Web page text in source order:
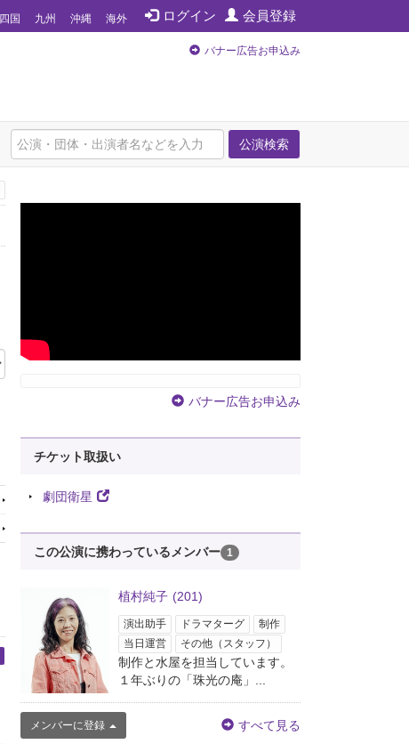
ログイン 会員登録
四国 九州 沖縄 海外
バナー広告お申込み
公演検索
バナー広告お申込み
チケット取扱い
劇団衛星
この公演に携わっているメンバー 1
植村純子 (201)
演出助手 ドラマターグ
制作
当日運営
その他（スタッフ）
制作と水屋を担当しています。
１年ぶりの「珠光の庵」...
メンバーに登録 すべて見る